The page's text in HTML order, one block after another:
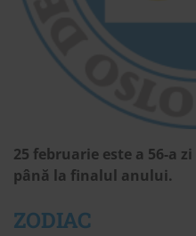
25 februarie este a 56-a
până la finalul anului.
ZODIAC